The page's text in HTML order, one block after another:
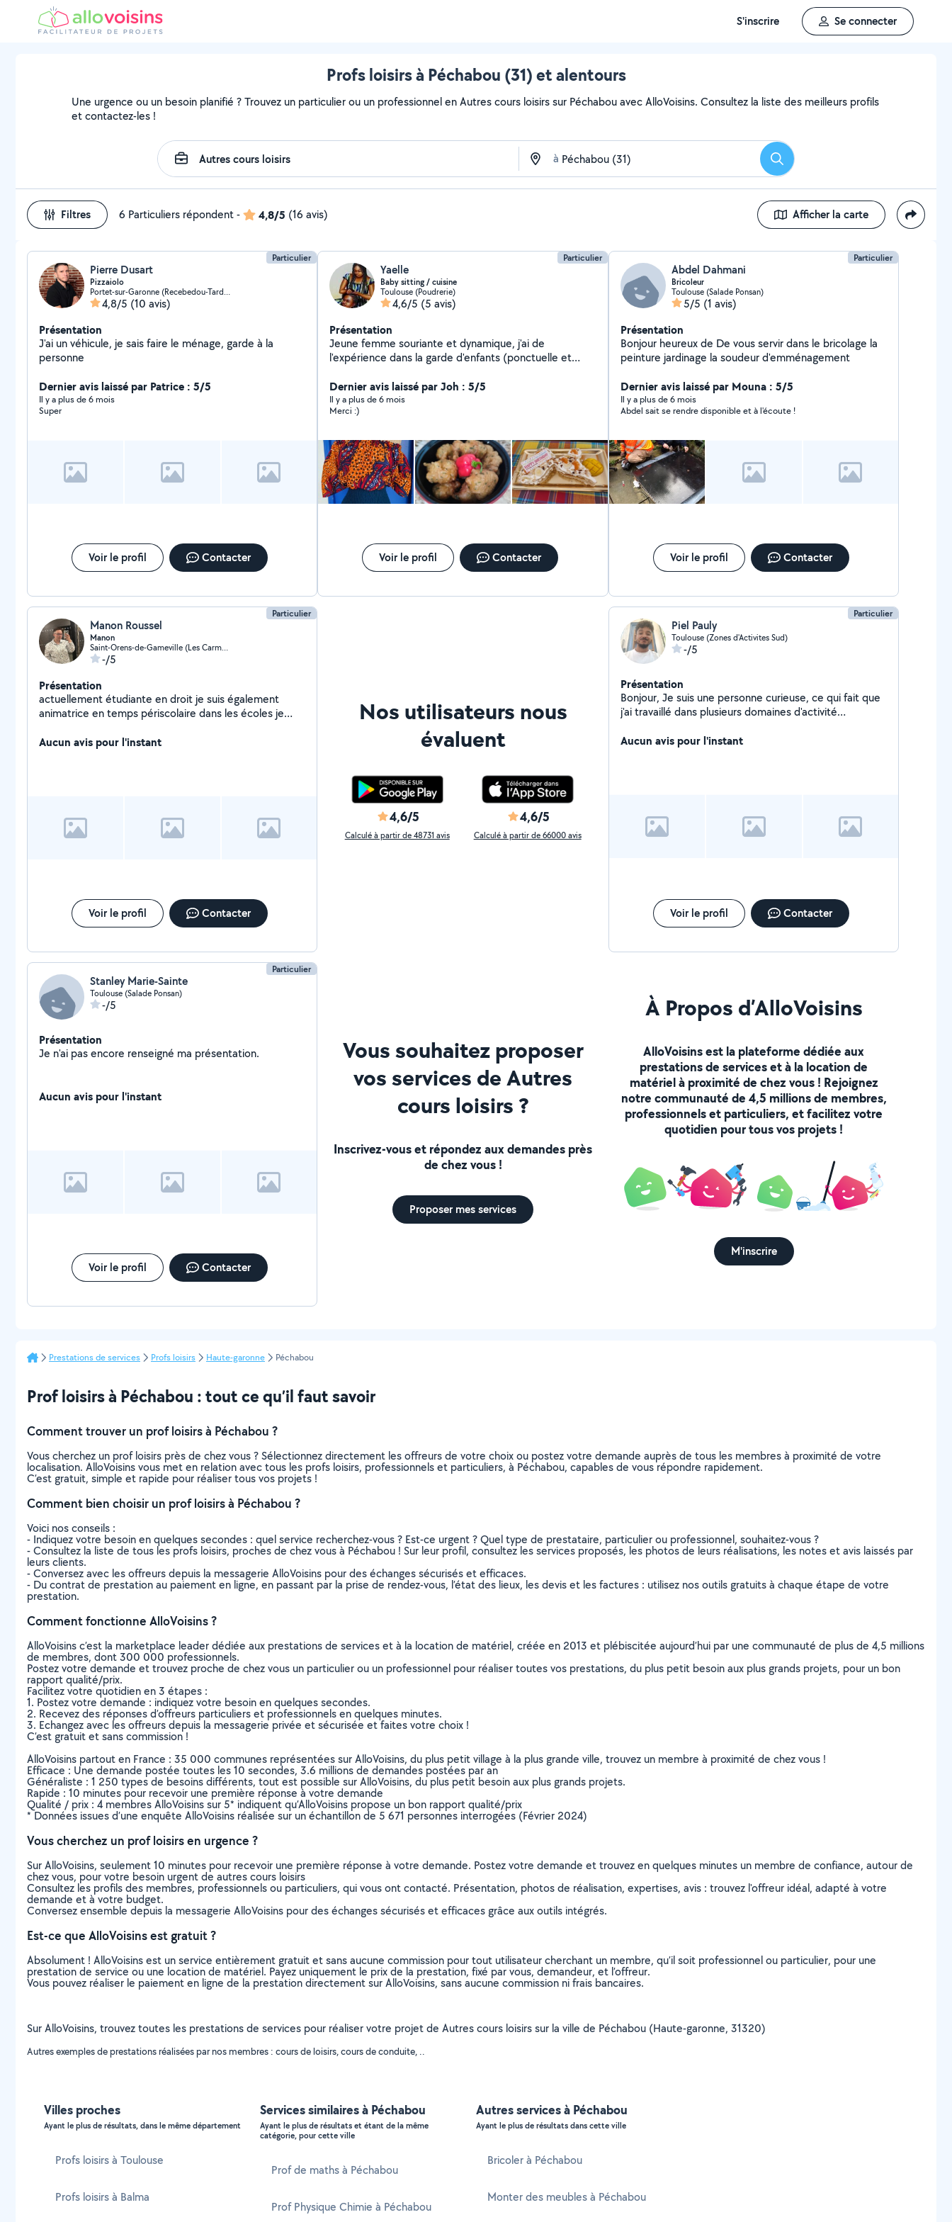
S'inscrire Se connecter
Profs loisirs à Péchabou (31) et alentours
Une urgence ou un besoin planifié ? Trouvez un particulier ou un professionnel en Autres cours loisirs sur Péchabou avec AlloVoisins. Consultez la liste des meilleurs profils
et contactez-les !
à Rechercher
Filtres 6 Particuliers répondent- 4,8/5 (16 avis) Afficher la carte
Particulier
Pierre Dusart
Pizzaiolo
Portet-sur-Garonne (Recebedou-Tardines)
4,8/5 (10 avis)
Présentation
J'ai un véhicule, je sais faire le ménage, garde à la
personne
Dernier avis laissé par Patrice : 5/5
Il y a plus de 6 mois
Super
Voir le profil Contacter
Particulier
Yaelle
Baby sitting / cuisine
Toulouse (Poudrerie)
4,6/5 (5 avis)
Présentation
Jeune femme souriante et dynamique, j'ai de
l'expérience dans la garde d'enfants (ponctuelle et
(primaire au collège, dans le milieu associatif et chez
les particuliers).
Dernier avis laissé par Joh : 5/5
Il y a plus de 6 mois
Merci :)
Voir le profil Contacter
Particulier
Abdel Dahmani
Bricoleur
Toulouse (Salade Ponsan)
5/5 (1 avis)
Présentation
Bonjour heureux de De vous servir dans le bricolage la
peinture jardinage la soudeur d'emménagement
Dernier avis laissé par Mouna : 5/5
Il y a plus de 6 mois
Abdel sait se rendre disponible et à l'écoute !
Voir le profil Contacter
Particulier
Manon Roussel
Manon
Saint-Orens-de-Gameville (Les Carmes-Mairie)
-/5
Présentation
actuellement étudiante en droit je suis également
animatrice en temps périscolaire dans les écoles je
des cours particuliers mais encore vous aider dans vos
Aucun avis pour l'instant
Voir le profil Contacter
Nos utilisateurs nous
évaluent
4,6/5
Calculé à partir de 48731 avis
4,6/5
Calculé à partir de 66000 avis
Particulier
Piel Pauly
Toulouse (Zones d'Activites Sud)
-/5
Présentation
Bonjour, Je suis une personne curieuse, ce qui fait que
j'ai travaillé dans plusieurs domaines d'activité
déménagements, vous aider pour de la conduite, dans
Aucun avis pour l'instant
Voir le profil Contacter
Particulier
Stanley Marie-Sainte
Toulouse (Salade Ponsan)
-/5
Présentation
Je n'ai pas encore renseigné ma présentation.
Aucun avis pour l'instant
Voir le profil Contacter
Vous souhaitez proposer
vos services de Autres
cours loisirs ?
Inscrivez-vous et répondez aux demandes près
de chez vous !
Proposer mes services
À Propos d’AlloVoisins
AlloVoisins est la plateforme dédiée aux
prestations de services et à la location de
matériel à proximité de chez vous ! Rejoignez
notre communauté de 4,5 millions de membres,
professionnels et particuliers, et facilitez votre
quotidien pour tous vos projets !
M'inscrire
Prestations de services Profs loisirs Haute-garonne Péchabou
Prof loisirs à Péchabou : tout ce qu’il faut savoir
Comment trouver un prof loisirs à Péchabou ?
Vous cherchez un prof loisirs près de chez vous ? Sélectionnez directement les offreurs de votre choix ou postez votre demande auprès de tous les membres à proximité de votre
localisation. AlloVoisins vous met en relation avec tous les profs loisirs, professionnels et particuliers, à Péchabou, capables de vous répondre rapidement.
C’est gratuit, simple et rapide pour réaliser tous vos projets !
Comment bien choisir un prof loisirs à Péchabou ?
Voici nos conseils :
- Indiquez votre besoin en quelques secondes : quel service recherchez-vous ? Est-ce urgent ? Quel type de prestataire, particulier ou professionnel, souhaitez-vous ?
- Consultez la liste de tous les profs loisirs, proches de chez vous à Péchabou ! Sur leur profil, consultez les services proposés, les photos de leurs réalisations, les notes et avis laissés par
leurs clients.
- Conversez avec les offreurs depuis la messagerie AlloVoisins pour des échanges sécurisés et efficaces.
- Du contrat de prestation au paiement en ligne, en passant par la prise de rendez-vous, l’état des lieux, les devis et les factures : utilisez nos outils gratuits à chaque étape de votre
prestation.
Comment fonctionne AlloVoisins ?
AlloVoisins c’est la marketplace leader dédiée aux prestations de services et à la location de matériel, créée en 2013 et plébiscitée aujourd’hui par une communauté de plus de 4,5 millions
de membres, dont 300 000 professionnels.
Postez votre demande et trouvez proche de chez vous un particulier ou un professionnel pour réaliser toutes vos prestations, du plus petit besoin aux plus grands projets, pour un bon
rapport qualité/prix.
Facilitez votre quotidien en 3 étapes :
1. Postez votre demande : indiquez votre besoin en quelques secondes.
2. Recevez des réponses d’offreurs particuliers et professionnels en quelques minutes.
3. Echangez avec les offreurs depuis la messagerie privée et sécurisée et faites votre choix !
C’est gratuit et sans commission !
AlloVoisins partout en France : 35 000 communes représentées sur AlloVoisins, du plus petit village à la plus grande ville, trouvez un membre à proximité de chez vous !
Efficace : Une demande postée toutes les 10 secondes, 3.6 millions de demandes postées par an
Généraliste : 1 250 types de besoins différents, tout est possible sur AlloVoisins, du plus petit besoin aux plus grands projets.
Rapide : 10 minutes pour recevoir une première réponse à votre demande
Qualité / prix : 4 membres AlloVoisins sur 5* indiquent qu’AlloVoisins propose un bon rapport qualité/prix
* Données issues d’une enquête AlloVoisins réalisée sur un échantillon de 5 671 personnes interrogées (Février 2024)
Vous cherchez un prof loisirs en urgence ?
Sur AlloVoisins, seulement 10 minutes pour recevoir une première réponse à votre demande. Postez votre demande et trouvez en quelques minutes un membre de confiance, autour de
chez vous, pour votre besoin urgent de autres cours loisirs
Consultez les profils des membres, professionnels ou particuliers, qui vous ont contacté. Présentation, photos de réalisation, expertises, avis : trouvez l'offreur idéal, adapté à votre
demande et à votre budget.
Conversez ensemble depuis la messagerie AlloVoisins pour des échanges sécurisés et efficaces grâce aux outils intégrés.
Est-ce que AlloVoisins est gratuit ?
Absolument ! AlloVoisins est un service entièrement gratuit et sans aucune commission pour tout utilisateur cherchant un membre, qu’il soit professionnel ou particulier, pour une
prestation de service ou une location de matériel. Payez uniquement le prix de la prestation, fixé par vous, demandeur, et l’offreur.
Vous pouvez réaliser le paiement en ligne de la prestation directement sur AlloVoisins, sans aucune commission ni frais bancaires.
Sur AlloVoisins, trouvez toutes les prestations de services pour réaliser votre projet de Autres cours loisirs sur la ville de Péchabou (Haute-garonne, 31320)
Autres exemples de prestations réalisées par nos membres : cours de loisirs, cours de conduite, ..
Villes proches
Ayant le plus de résultats, dans le même département
Profs loisirs à Toulouse
Profs loisirs à Balma
Services similaires à Péchabou
Ayant le plus de résultats et étant de la même
catégorie, pour cette ville
Prof de maths à Péchabou
Prof Physique Chimie à Péchabou
Autres services à Péchabou
Ayant le plus de résultats dans cette ville
Bricoler à Péchabou
Monter des meubles à Péchabou